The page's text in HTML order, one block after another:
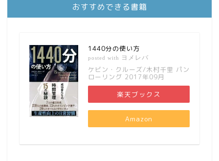
おすすめできる書籍
1440分の使い方
posted with ヨメレバ
ケビン・クルーズ/木村千里 パン
ローリング 2017年09月
楽天ブックス
Amazon